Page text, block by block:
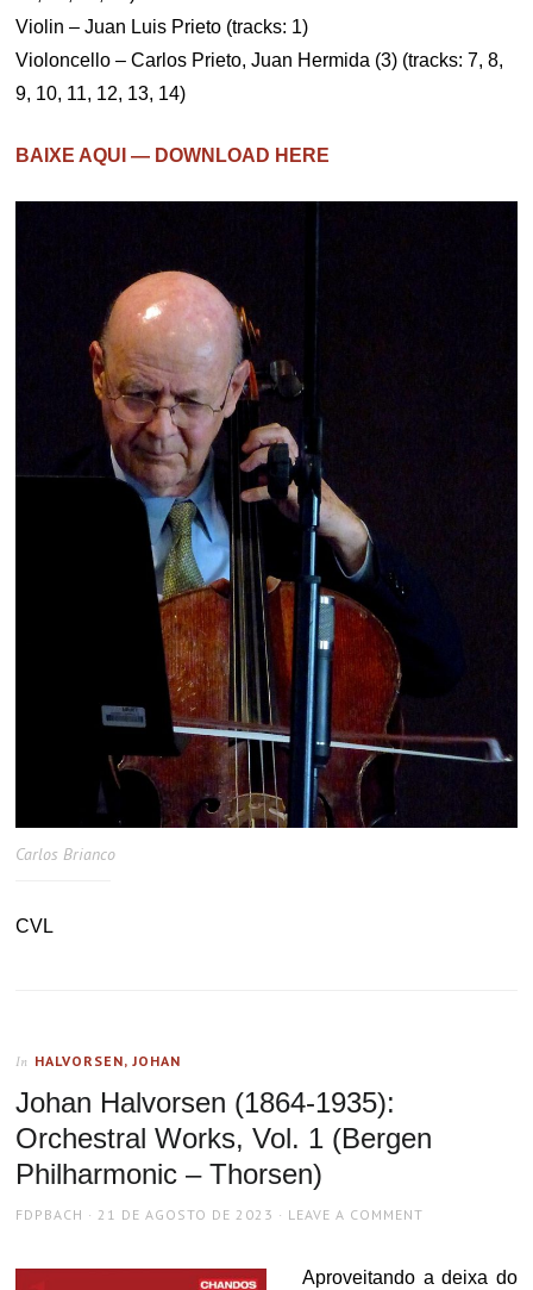
Violin – Juan Luis Prieto (tracks: 1)
Violoncello – Carlos Prieto, Juan Hermida (3) (tracks: 7, 8,
9, 10, 11, 12, 13, 14)
BAIXE AQUI — DOWNLOAD HERE
Carlos Brianco
CVL
In HALVORSEN, JOHAN
Johan Halvorsen (1864-1935):
Orchestral Works, Vol. 1 (Bergen
Philharmonic – Thorsen)
AUTHOR
FDPBACH
POSTED
21 DE AGOSTO DE 2023 LEAVE A COMMENT
Aproveitando a deixa do